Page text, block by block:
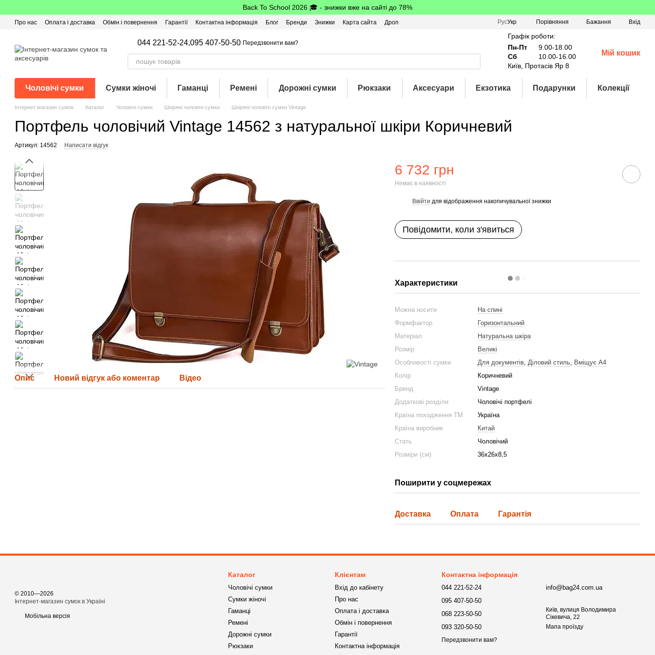
Back To School 2026 🎓 - знижки вже на сайті до 78%
Про нас Оплата і доставка Обмін і повернення Гарантії Контактна інформація Блог Бренди Знижки Карта сайта
Дроп
РусУкр Порівняння Бажання Вхід
044 221-52-24,095 407-50-50 Передзвонити вам?
Графік роботи:
Пн-Пт
9.00-18.00
Сб
10.00-16.00
Київ, Протасів Яр 8
Мій кошик
Чоловічі сумки Сумки жіночі Гаманці Ремені Дорожні сумки Рюкзаки Аксесуари Екзотика Подарунки Колекції
Інтернет магазин сумок Каталог Чоловічі сумки Шкіряні чоловічі сумки Шкіряні чоловічі сумки Vintage
Портфель чоловічий Vintage 14562 з натуральної шкіри Коричневий
Артикул: 14562 Написати відгук
Опис Новий відгук або коментар Відео
6 732 грн
Немає в наявності
Ввійти для відображення накопичувальної знижки
Повідомити, коли з'явиться
Характеристики
Можна носити
На спині
Формфактор
Горизонтальний
Матеріал
Натуральна шкіра
Розмір
Великі
Особливості сумки
Для документів,Діловий стиль, Вміщує А4
Колір
Коричневий
Бренд
Vintage
Додаткові розділи
Чоловічі портфелі
Країна походження ТМ
Україна
Країна виробник
Китай
Стать
Чоловічий
Розміри (см)
36х26х8,5
Поширити у соцмережах
Доставка Оплата Гарантія
© 2010—2026
Інтернет-магазин сумок в Україні
Мобільна версія
Каталог
Чоловічі сумки
Сумки жіночі
Гаманці
Ремені
Дорожні сумки
Рюкзаки
Клієнтам
Вхід до кабінету
Про нас
Оплата і доставка
Обмін і повернення
Гарантії
Контактна інформація
Контактна інформація
044 221-52-24
095 407-50-50
068 223-50-50
093 320-50-50
Передзвонити вам?
info@bag24.com.ua
Київ, вулиця Володимира
Сікевича, 22
Мапа проїзду